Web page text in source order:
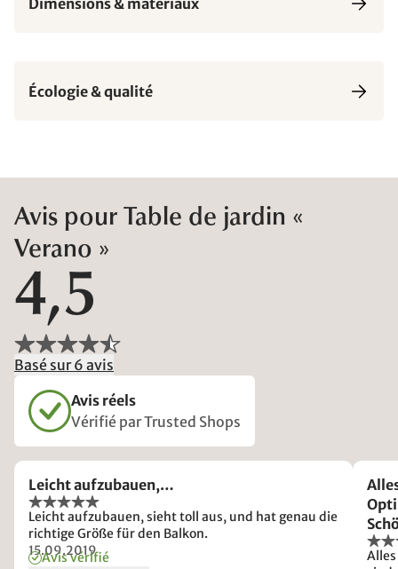
Écologie & qualité
Avis pour Table de jardin «
Verano »
4,5
Basé sur 6 avis
Avis réels
Vérifié par Trusted Shops
Leicht aufzubauen,…
Leicht aufzubauen, sieht toll aus, und hat genau die
richtige Größe für den Balkon.
15.09.2019
Avis vérifié